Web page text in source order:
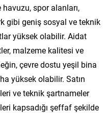
spor alanları,
gibi geniş sosyal ve teknik
yüksek olabilir. Aidat
malzeme kalitesi ve
çevre dostu yeşil bina
yüksek olabilir. Satın
ve teknik şartnameler
kapsadığı şeffaf şekilde